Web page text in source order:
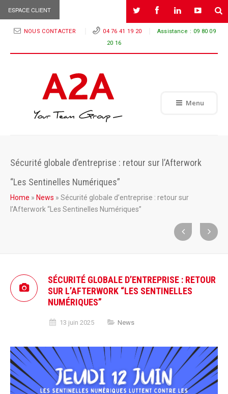
ESPACE CLIENT
NOUS CONTACTER 04 76 41 19 20 Assistance : 09 80 09
20 16
Menu
Sécurité globale d’entreprise : retour sur l’Afterwork
“Les Sentinelles Numériques”
Home » News » Sécurité globale d’entreprise : retour sur
l’Afterwork “Les Sentinelles Numériques”
SÉCURITÉ GLOBALE D’ENTREPRISE : RETOUR
SUR L’AFTERWORK “LES SENTINELLES
NUMÉRIQUES”
13 juin 2025 News